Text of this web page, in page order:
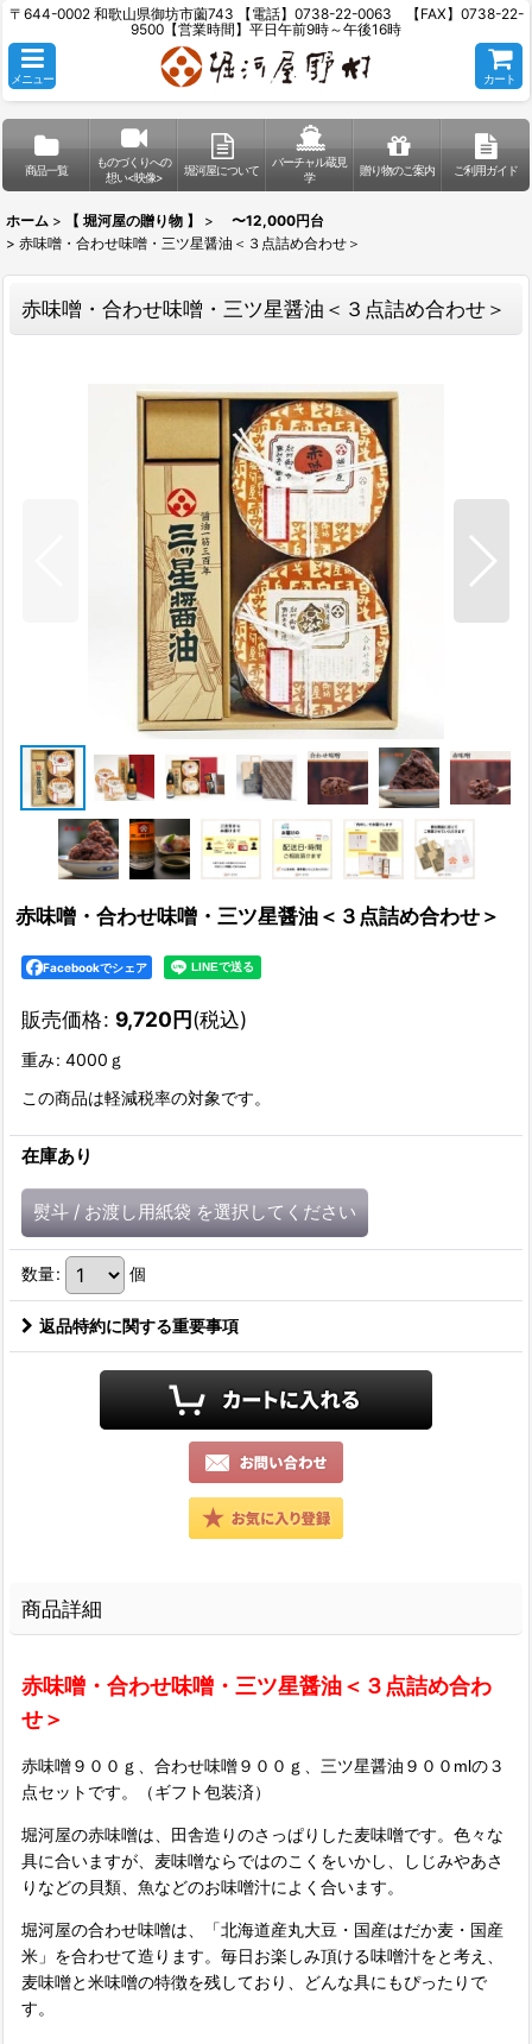
〒644-0002 和歌山県御坊市薗743 【電話】0738-22-0063 【FAX】0738-22-
9500【営業時間】平日午前9時～午後16時
メニュー カート
商品一覧
ものづくりへの
想い<映像>
堀河屋について
バーチャル蔵見
学
贈り物のご案内 ご利用ガイド
ホーム > 【 堀河屋の贈り物 】 >
〜12,000円台
> 赤味噌・合わせ味噌・三ツ星醤油＜３点詰め合わせ＞
赤味噌・合わせ味噌・三ツ星醤油＜３点詰め合わせ＞
赤味噌・合わせ味噌・三ツ星醤油＜３点詰め合わせ＞
Facebookでシェア
販売価格: 9,720円(税込)
重み: 4000ｇ
この商品は軽減税率の対象です。
在庫あり
熨斗 / お渡し用紙袋 を選択してください
数量: 個
返品特約に関する重要事項
商品詳細
赤味噌・合わせ味噌・三ツ星醤油＜３点詰め合わ
せ＞
赤味噌９００ｇ、合わせ味噌９００ｇ、三ツ星醤油９００mlの３
点セットです。（ギフト包装済）
堀河屋の赤味噌は、田舎造りのさっぱりした麦味噌です。色々な
具に合いますが、麦味噌ならではのこくをいかし、しじみやあさ
りなどの貝類、魚などのお味噌汁によく合います。
堀河屋の合わせ味噌は、「北海道産丸大豆・国産はだか麦・国産
米」を合わせて造ります。毎日お楽しみ頂ける味噌汁をと考え、
麦味噌と米味噌の特徴を残しており、どんな具にもぴったりで
す。